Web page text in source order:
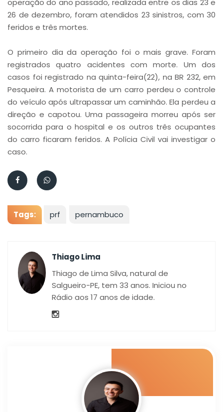
operação do ano passado, realizada entre os dias 23 e
26 de dezembro, foram atendidos 23 sinistros, com 30
feridos e três mortes.
O primeiro dia da operação foi o mais grave. Foram
registrados quatro acidentes com morte. Um dos
casos foi registrado na quinta-feira(22), na BR 232, em
Pesqueira. A motorista de um carro perdeu o controle
do veículo após ultrapassar um caminhão. Ela perdeu a
direção e capotou. Uma passageira morreu após ser
socorrida para o hospital e os outros três ocupantes
do carro ficaram feridos. A Polícia Civil vai investigar o
caso.
Tags: prf pernambuco
Thiago Lima
Thiago de Lima Silva, natural de
Salgueiro-PE, tem 33 anos. Iniciou no
Rádio aos 17 anos de idade.